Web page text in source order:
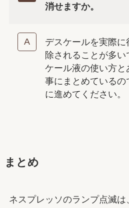
消せますか。
デスケールを実際
除されることが多い
ケール液の使い方
事にまとめている
に進めてください。
まとめ
ネスプレッソのランプ点滅